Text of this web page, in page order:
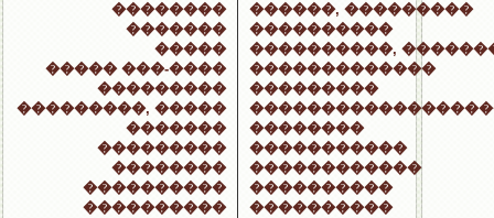
��������
�������
�����
����� ���-����
���������
���������, �����
�������
���������
��������
����������
����������
������, ���������
����������
����������,
�������������
���������
��������
�����������
������������
����������
����������